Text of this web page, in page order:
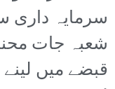
سرمایہ داری
شعبہ جات
قبضے میں